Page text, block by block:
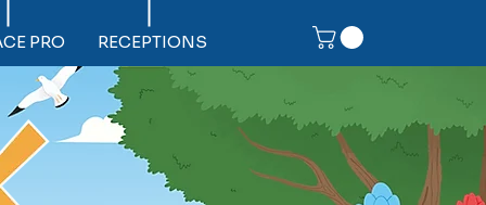
PRO RECEPTIONS